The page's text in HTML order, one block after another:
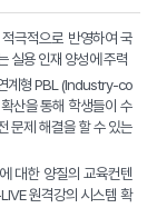
극적으로 반영하여 국
실용 인재 양성에 주력
계형 PBL (Industry-co
산을 통해 학생들이 수
문제 해결을 할 수 있는
대한 양질의 교육컨텐
원격강의 시스템 확